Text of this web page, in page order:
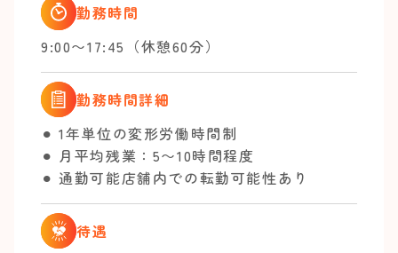
勤務時間
9:00〜17:45（休憩60分）
勤務時間詳細
⚫︎ 1年単位の変形労働時間制
⚫︎ 月平均残業：5〜10時間程度
⚫︎ 通勤可能店舗内での転勤可能性あり
待遇